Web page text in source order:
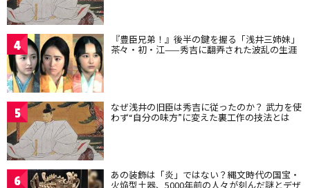
4 『豊臣兄弟！』後半の鍵を握る「浅井三姉妹」
茶々・初・江——秀吉に翻弄された波乱の生涯
5 なぜ浅井の旧臣は秀吉に従ったのか？ 武力を使
わず“自分の味方”に変えた裏工作の技法とは
6 あの装飾は「炎」ではない？縄文時代の国宝・
火焔型土器、5000年前の人々が刻んだ謎とデザ